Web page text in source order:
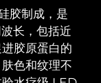
胶制成，是
长，包括近
胶原蛋白的
色和纹理不
送达日期 8/8/26
送达日期8/14/26
送达日期8/11/26